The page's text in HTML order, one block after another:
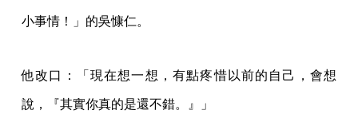
小事情！」的吳慷仁。
他改口：「現在想一想，有點疼惜以前的自己，會想
說，『其實你真的是還不錯。』」